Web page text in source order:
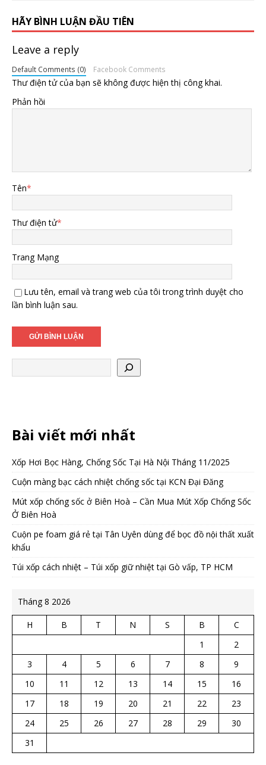
HÃY BÌNH LUẬN ĐẦU TIÊN
Leave a reply
Default Comments (0) Facebook Comments
Thư điện tử của bạn sẽ không được hiện thị công khai.
Phản hồi
Tên*
Thư điện tử*
Trang Mạng
Lưu tên, email và trang web của tôi trong trình duyệt cho
lần bình luận sau.
Bài viết mới nhất
Xốp Hơi Bọc Hàng, Chống Sốc Tại Hà Nội Tháng 11/2025
Cuộn màng bạc cách nhiệt chống sốc tại KCN Đại Đăng
Mút xốp chống sốc ở Biên Hoà – Cần Mua Mút Xốp Chống Sốc
Ở Biên Hoà
Cuộn pe foam giá rẻ tại Tân Uyên dùng để bọc đồ nội thất xuất
khẩu
Túi xốp cách nhiệt – Túi xốp giữ nhiệt tại Gò vấp, TP HCM
Tháng 8 2026
H B T N S B
C
1
2
3
4 5 6 7 8
9
10
11 12 13 14 15
16
17
18 19 20 21 22
23
24
25 26 27 28 29
30
31